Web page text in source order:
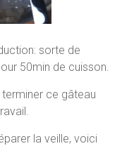
sorte de
50min de cuisson.
ce gâteau
la veille, voici